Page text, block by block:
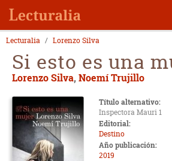
Lecturalia Lorenzo Silva
Si esto es una
Lorenzo Silva, Noemí Trujillo
Título alternativo:
Inspectora Mauri 1
Editorial:
Destino
Año publicación:
2019